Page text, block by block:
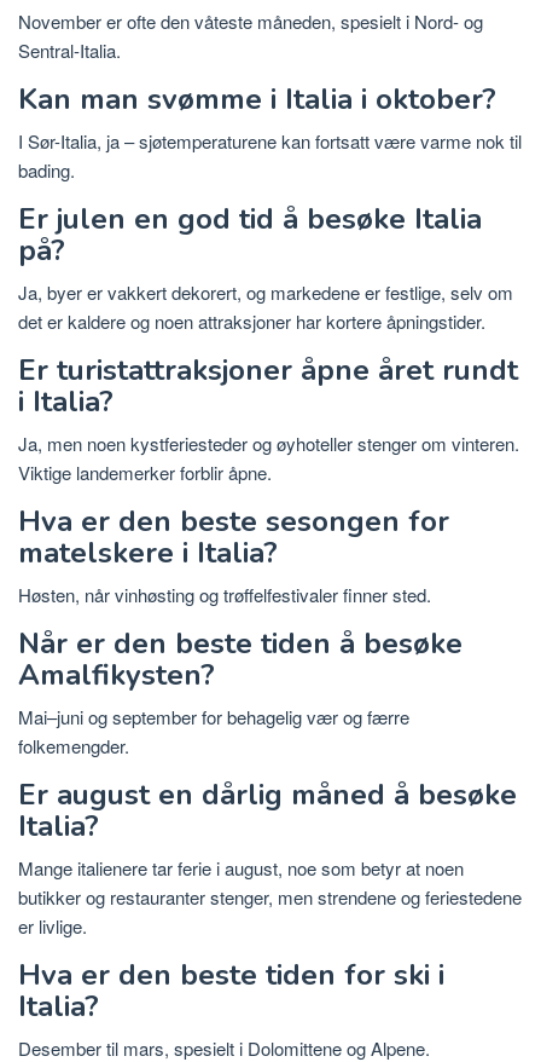
November er ofte den våteste måneden, spesielt i Nord- og
Sentral-Italia.
Kan man svømme i Italia i oktober?
I Sør-Italia, ja – sjøtemperaturene kan fortsatt være varme nok til
bading.
Er julen en god tid å besøke Italia
på?
Ja, byer er vakkert dekorert, og markedene er festlige, selv om
det er kaldere og noen attraksjoner har kortere åpningstider.
Er turistattraksjoner åpne året rundt
i Italia?
Ja, men noen kystferiesteder og øyhoteller stenger om vinteren.
Viktige landemerker forblir åpne.
Hva er den beste sesongen for
matelskere i Italia?
Høsten, når vinhøsting og trøffelfestivaler finner sted.
Når er den beste tiden å besøke
Amalfikysten?
Mai–juni og september for behagelig vær og færre
folkemengder.
Er august en dårlig måned å besøke
Italia?
Mange italienere tar ferie i august, noe som betyr at noen
butikker og restauranter stenger, men strendene og feriestedene
er livlige.
Hva er den beste tiden for ski i
Italia?
Desember til mars, spesielt i Dolomittene og Alpene.